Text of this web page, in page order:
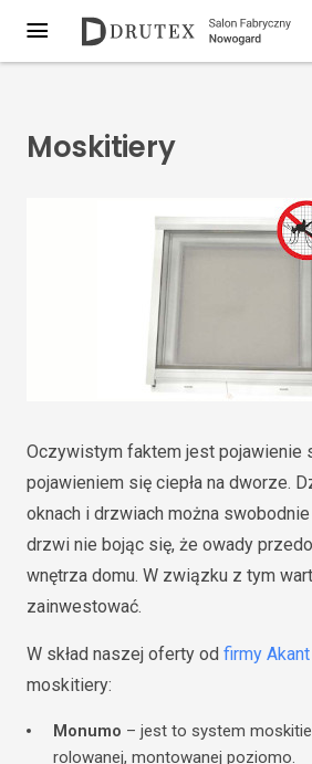
Moskitiery
Oczywistym faktem jest pojawienie
pojawieniem się ciepła na dworze.
oknach i drzwiach można
drzwi nie bojąc się, że owady
wnętrza domu. W związku z tym
zainwestować.
W skład naszej oferty od firmy Akant
moskitiery:
Monumo – jest to system
rolowanej, montowanej poziomo.